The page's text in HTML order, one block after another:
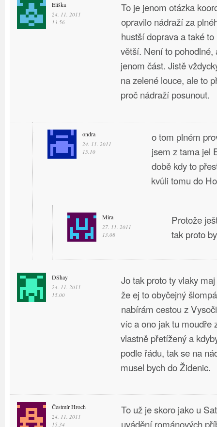
Eliška
24. 11. 2011
13.56
To je jenom otázka
opravilo nádraží za
hustší doprava a také
větší. Není to pohodlné,
jenom část. Jistě
na zelené louce, ale to
proč nádraží posunout.
ondra
24. 11. 2011
15.10
o tom plném
jsem z tama jel
době kdy to
kvůli tomu do
Mira
27. 11. 2011
13.08
Protože
tak proto
DShay
24. 11. 2011
15.00
Jo tak proto ty vlaky
že ej to obyčejný
nabírám cestou z
víc a ono jak tu moudře
vlastně přetížený a
podle řádu, tak se na
musel bych do Židenic.
Čestmír Hroch
24. 11. 2011
15.34
To už je skoro jako u
uvádění románových